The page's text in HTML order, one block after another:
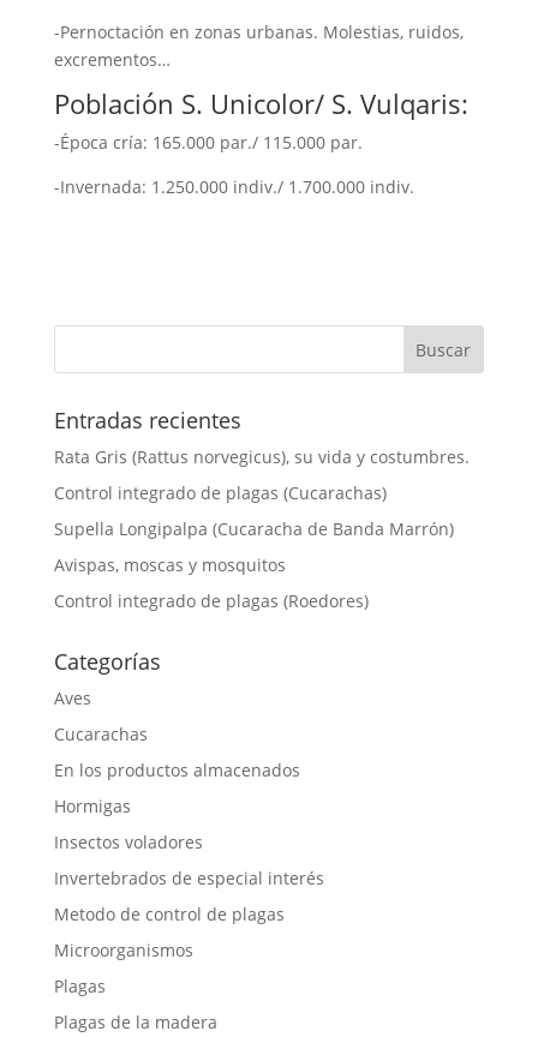
-Pernoctación en zonas urbanas. Molestias, ruidos,
excrementos…
Población S. Unicolor/ S. Vulqaris:
-Época cría: 165.000 par./ 115.000 par.
-Invernada: 1.250.000 indiv./ 1.700.000 indiv.
Entradas recientes
Rata Gris (Rattus norvegicus), su vida y costumbres.
Control integrado de plagas (Cucarachas)
Supella Longipalpa (Cucaracha de Banda Marrón)
Avispas, moscas y mosquitos
Control integrado de plagas (Roedores)
Categorías
Aves
Cucarachas
En los productos almacenados
Hormigas
Insectos voladores
Invertebrados de especial interés
Metodo de control de plagas
Microorganismos
Plagas
Plagas de la madera